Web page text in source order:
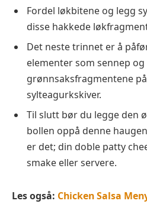
Fordel løkbitene og legg
disse hakkede
Det neste trinnet er å
elementer som sennep
grønnsaksfragmentene
sylteagurkskiver.
Til slutt bør du legge den
bollen oppå denne
er det; din doble patty
smake eller servere.
Les også: Chicken Salsa